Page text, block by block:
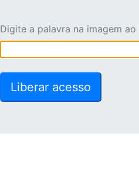
Digite a palavra na imagem